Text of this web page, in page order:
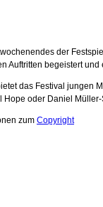
der
Auftritten begeistert
das Festival
Hope oder Daniel Müller-
zum Copyright